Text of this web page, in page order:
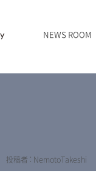
NEWS ROOM
投稿者 : NemotoTakeshi